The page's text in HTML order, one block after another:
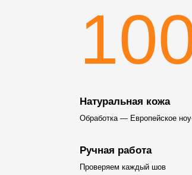
Натуральная кожа
Обработка — Европейское
Ручная работа
Проверяем каждый шов